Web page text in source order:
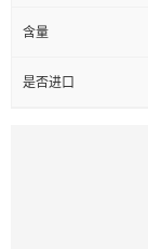
含量
是否进口